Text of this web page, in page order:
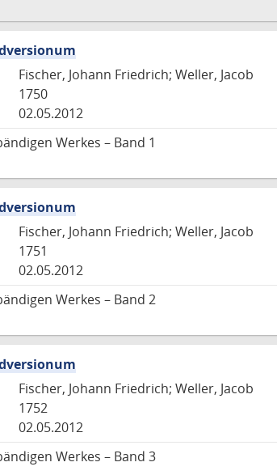
Fischer, Johann Friedrich; Weller, Jacob
1750
02.05.2012
Werkes – Band 1
Fischer, Johann Friedrich; Weller, Jacob
1751
02.05.2012
Werkes – Band 2
Fischer, Johann Friedrich; Weller, Jacob
1752
02.05.2012
Werkes – Band 3